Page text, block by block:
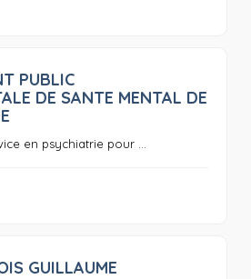
PUBLIC
DE SANTE MENTAL DE
en psychiatrie pour ...
GUILLAUME